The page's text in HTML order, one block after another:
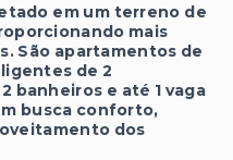
em um terreno de
mais
São apartamentos de
de 2
banheiros e até 1 vaga
busca conforto,
dos